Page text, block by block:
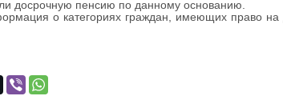
досрочную пенсию по данному основанию.
о категориях граждан, имеющих право